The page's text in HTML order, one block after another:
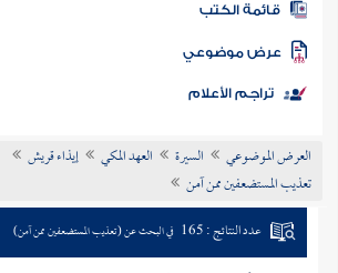
المكتبة
الكتب
موضوعي
تراجم الأعلام
العرض الموضوعي السيرة العهد المكي
إيذاء قريش
تعذيب المستضعفين ممن آمن
عدد النتائج : 165 في البحث عن (تعذيب المستضعفين ممن آمن)